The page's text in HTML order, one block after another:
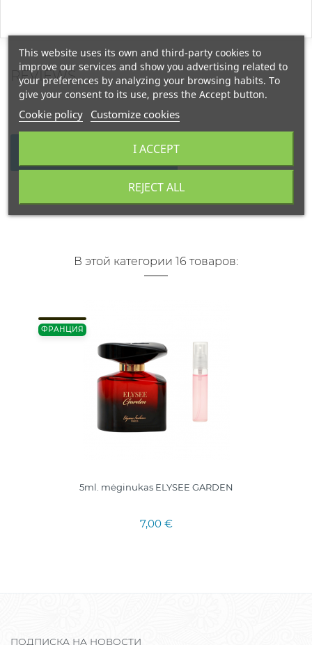
REVIEWS
WRITE YOUR REVIEW
В этой категории 16 товаров:
ФРАНЦИЯ
5ml. mėginukas ELYSEE GARDEN
7,00 €
ПОДПИСКА НА НОВОСТИ
This website uses its own and third-party cookies to
improve our services and show you advertising related to
your preferences by analyzing your browsing habits. To
give your consent to its use, press the Accept button.
Cookie policy Customize cookies
REJECT ALL
I ACCEPT